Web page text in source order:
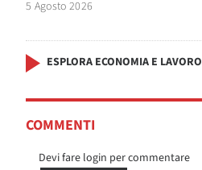
5 Agosto 2026
ESPLORA ECONOMIA E LAVORO
COMMENTI
Devi fare login per commentare